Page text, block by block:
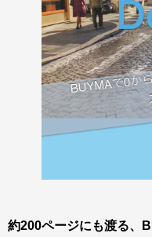
約200ページにも渡る、